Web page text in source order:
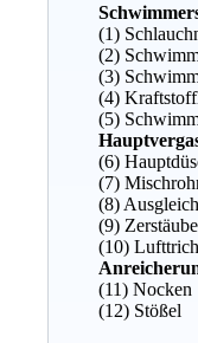
(1)
(2)
(3)
(4)
(5)
(6)
(7)
(8)
(9)
(10)
(11) Nocken
(12) Stößel